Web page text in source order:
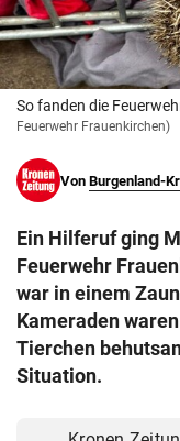
© Krone Multimedia
Muthgasse 2, 1190
So fanden die
Feuerwehr Frauenkirchen)
Von Burgenland-
Ein Hilferuf ging
Feuerwehr
war in einem
Kameraden
Tierchen
Situation.